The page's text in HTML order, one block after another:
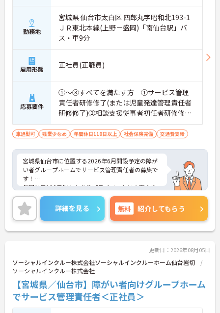
勤務地
宮城県 仙台市太白区 四郎丸字昭和北193-1
ＪＲ東北本線(上野－盛岡)「南仙台駅」バ
ス・車9分
雇用形態 正社員(正職員)
応募要件
①～③すべてを満たす方 ①サービス管理
責任者研修修了(または児童発達管理責任者
研修修了)②相談支援従事者初任者研修修了
(または相談支援従事者実務者研修修了)③普
通自動車運転免許(AT限定可)
車通勤可 残業少なめ 年間休日110日以上 社会保険完備 交通費支給
宮城県仙台市に位置する2026年6月開設予定の障が
い者グループホームでサービス管理責任者の募集で
す！
年間休日110日以上もありプライベートとの両立を
目指す方におすすめの環境です◎マイカーでの通勤
もOK！昇給制度があり、頑張りが評価されてしっか
りと還元されます。丁寧な研修とフォロー体制で、
経験に関わらず安心してスタートできます。
こちらの求人にご興味がございましたら面接のポイ
詳細を見る 無料 紹介してもらう
更新日：2026年08月05日
ソーシャルインクルー株式会社ソーシャルインクルーホーム仙台岩切
ソーシャルインクルー株式会社
【宮城県／仙台市】障がい者向けグループホーム
でサービス管理責任者＜正社員＞